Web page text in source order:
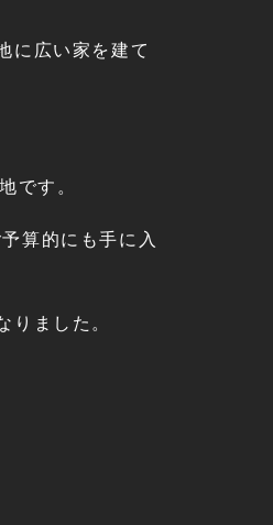
に広い家を建て
です。
算的にも手に入
りました。